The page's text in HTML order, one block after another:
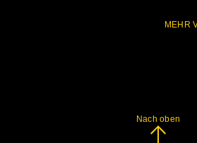
MEHR
Nach oben